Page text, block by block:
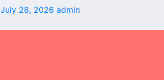
July 28, 2026 admin